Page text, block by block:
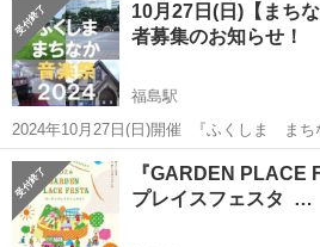
10月27日(日)【まち
者募集のお知らせ！
福島駅
2024年10月27日(日)開催 『ふくしま まち
活かした4つの野外ステージでまちなか
福島のまちなかで特色を活かした4つの野
音楽...
福島 福島市
『GARDEN PLACE
プレイスフェスタ …